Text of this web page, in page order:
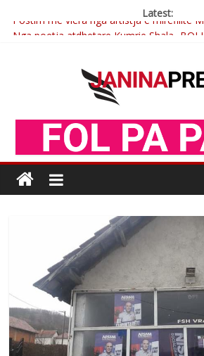
Latest:
Postim me vlera nga artistja e mirëfilltë
Nga poetja atdhetare Kumrie Shala -
Çlirimtari Mentor Mushkolaj nderohet me
Xhevdet Qeriqi Dega e invalidëve në